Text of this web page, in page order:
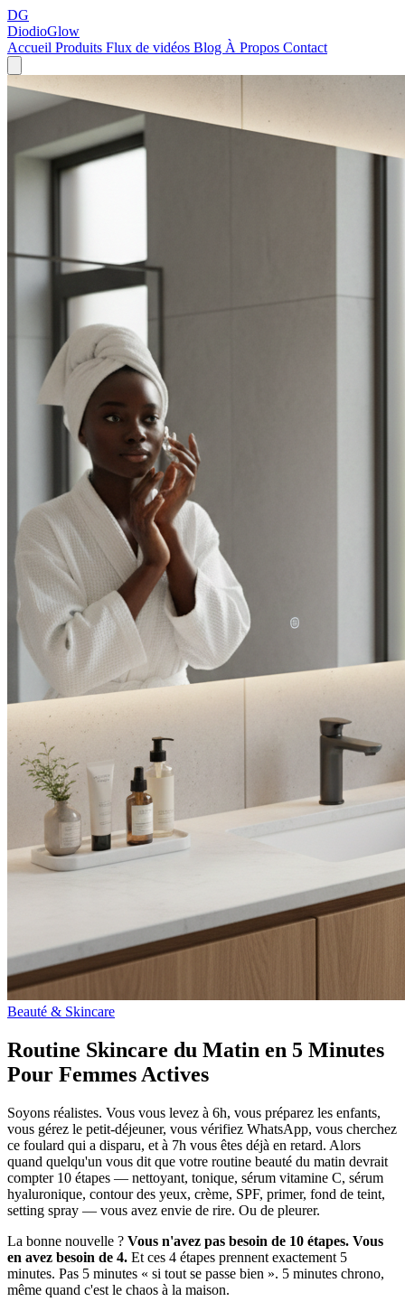
DG
DiodioGlow
Accueil Produits Flux de vidéos Blog À Propos Contact
Beauté & Skincare
Routine Skincare du Matin en 5 Minutes
Pour Femmes Actives
Soyons réalistes. Vous vous levez à 6h, vous préparez les enfants,
vous gérez le petit-déjeuner, vous vérifiez WhatsApp, vous cherchez
ce foulard qui a disparu, et à 7h vous êtes déjà en retard. Alors
quand quelqu'un vous dit que votre routine beauté du matin devrait
compter 10 étapes — nettoyant, tonique, sérum vitamine C, sérum
hyaluronique, contour des yeux, crème, SPF, primer, fond de teint,
setting spray — vous avez envie de rire. Ou de pleurer.
La bonne nouvelle ? Vous n'avez pas besoin de 10 étapes. Vous
en avez besoin de 4. Et ces 4 étapes prennent exactement 5
minutes. Pas 5 minutes « si tout se passe bien ». 5 minutes chrono,
même quand c'est le chaos à la maison.